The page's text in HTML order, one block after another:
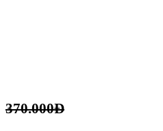
370.000Đ